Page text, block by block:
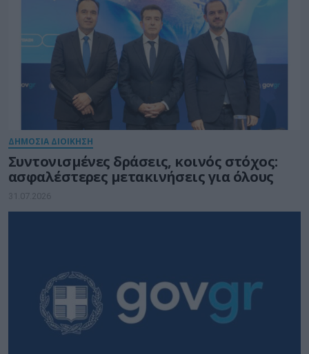
ΔΗΜΟΣΙΑ ΔΙΟΙΚΗΣΗ
Συντονισμένες δράσεις, κοινός στόχος:
ασφαλέστερες μετακινήσεις για όλους
31.07.2026